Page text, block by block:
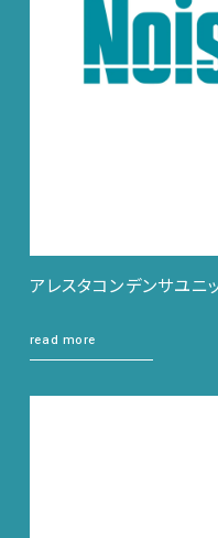
アレスタコンデンサユ
read more